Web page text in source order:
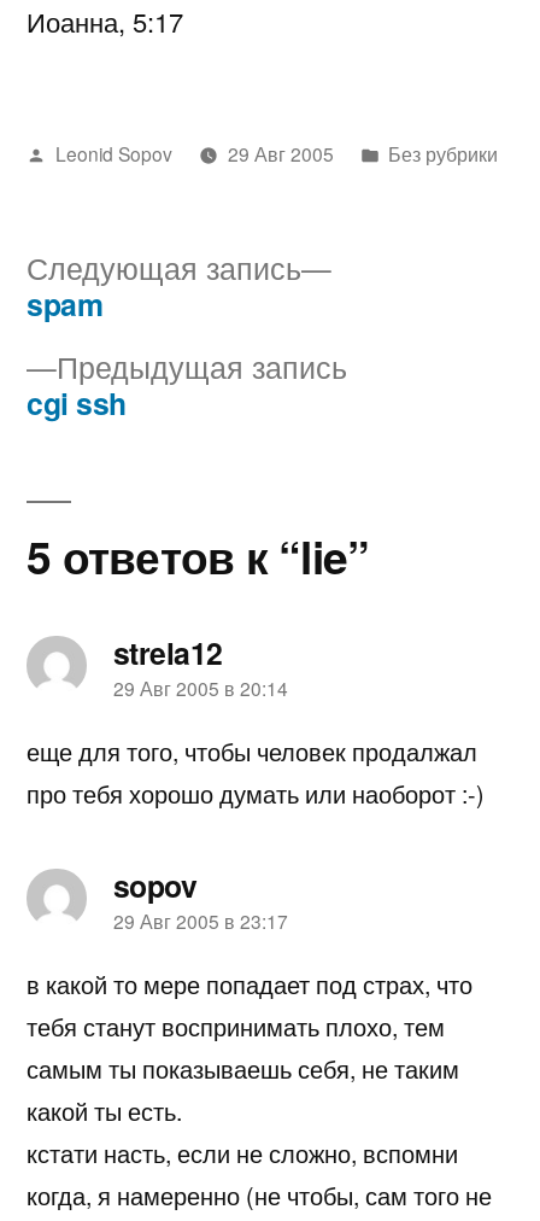
Иоанна, 5:17
Написано
Leonid Sopov 29 Авг 2005
Написано
Без рубрики
Навигация
по
записям
Предыдущая запись
cgi ssh
Следующая запись
Следующая
spam
5 ответов к “lie”
strela12
пишет:
29 Авг 2005 в 20:14
еще для того, чтобы человек продалжал
про тебя хорошо думать или наоборот :-)
sopov
пишет:
29 Авг 2005 в 23:17
в какой то мере попадает под страх, что
тебя станут воспринимать плохо, тем
самым ты показываешь себя, не таким
какой ты есть.
кстати насть, если не сложно, вспомни
когда, я намеренно (не чтобы, сам того не